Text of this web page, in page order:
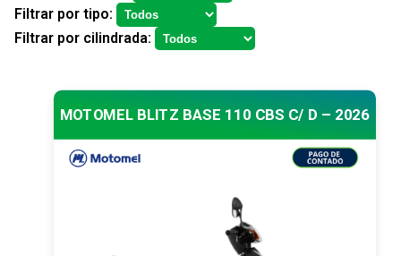
Filtrar por tipo:
Filtrar por cilindrada:
MOTOMEL BLITZ BASE 110 CBS C/ D – 2026